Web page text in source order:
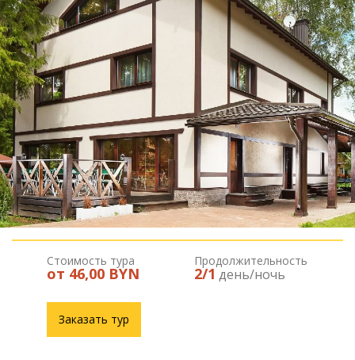
Стоимость тура
от 46,00 BYN
Продолжительность
2/1 день/ночь
Заказать тур